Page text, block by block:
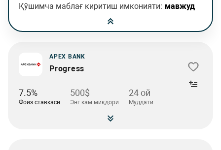
Қўшимча маблағ киритиш имконияти: мавжуд
APEX BANK
Progress
7.5%
Фоиз ставкаси
500$
Энг кам миқдори
24 oй
Муддати